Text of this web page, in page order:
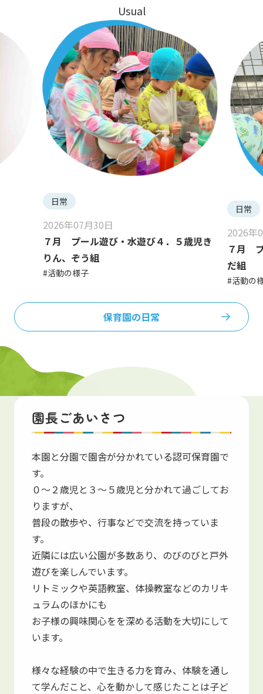
Usual
日常
2026年07月30日
７月 プール遊び・水遊び４．５歳児き
りん、ぞう組
#活動の様子
日常
2026年
７月
だ組
#活動の
保育園の日常
保育園紹介
Introduction
園長ごあいさつ
本園と分園で園舎が分かれている認可保育園で
す。
０～２歳児と３～５歳児と分かれて過ごしてお
りますが、
普段の散歩や、行事などで交流を持っていま
す。
近隣には広い公園が多数あり、のびのびと戸外
遊びを楽しんでいます。
リトミックや英語教室、体操教室などのカリキ
ュラムのほかにも
お子様の興味関心をを深める活動を大切にして
います。
様々な経験の中で生きる力を育み、体験を通し
て学んだこと、心を動かして感じたことは子ど